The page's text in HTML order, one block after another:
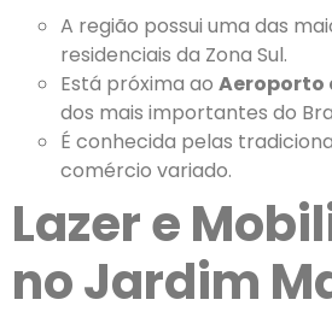
A região possui uma das
residenciais da Zona Sul.
Está próxima ao Aeroporto
dos mais importantes do
É conhecida pelas
comércio variado.
Lazer e
no Jardim